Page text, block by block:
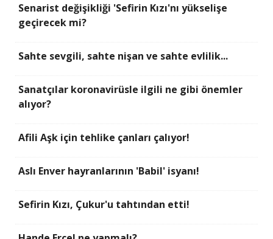
Senarist değişikliği 'Sefirin Kızı'nı yükselişe
geçirecek mi?
Sahte sevgili, sahte nişan ve sahte evlilik...
Sanatçılar koronavirüsle ilgili ne gibi önemler
alıyor?
Afili Aşk için tehlike çanları çalıyor!
Aslı Enver hayranlarının 'Babil' isyanı!
Sefirin Kızı, Çukur'u tahtından etti!